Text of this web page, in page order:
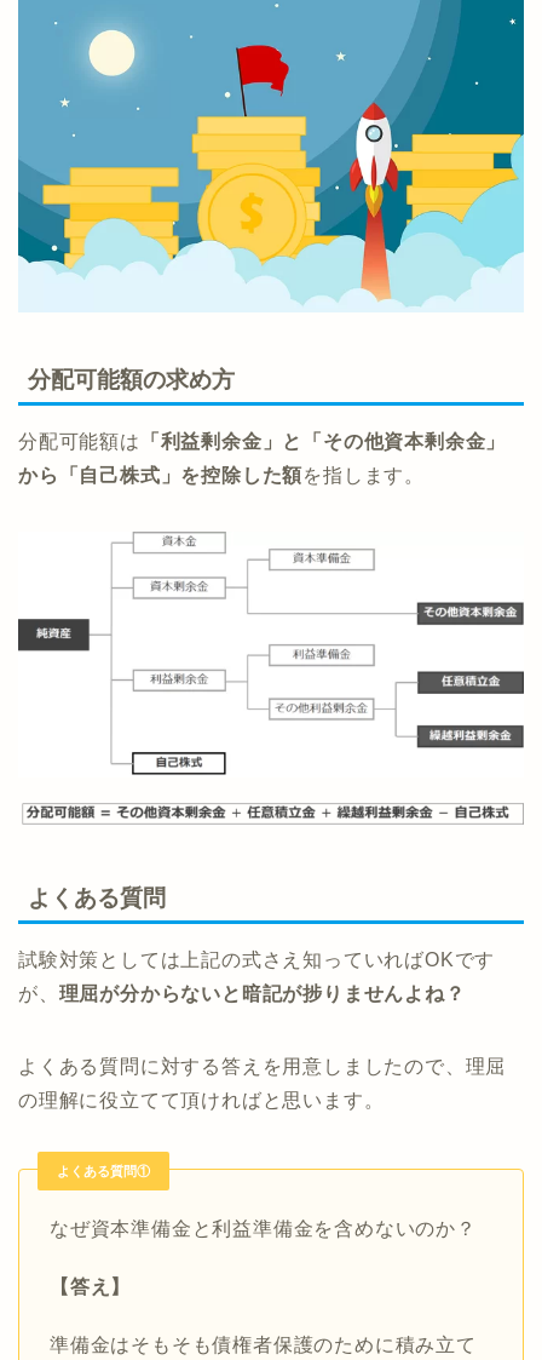
分配可能額の求め方
分配可能額は
「利益剰余金」と「その他資本剰余金」
から「自己株式」を控除した額を指します。
よくある質問
試験対策としては上記の式さえ知っていればOKです
が、 理屈が分からないと暗記が捗りませんよね？
よくある質問に対する答えを用意しましたので、理屈
の理解に役立てて頂ければと思います。
よくある質問①
なぜ資本準備金と利益準備金を含めないのか？
【答え】
準備金はそもそも債権者保護のために積み立て